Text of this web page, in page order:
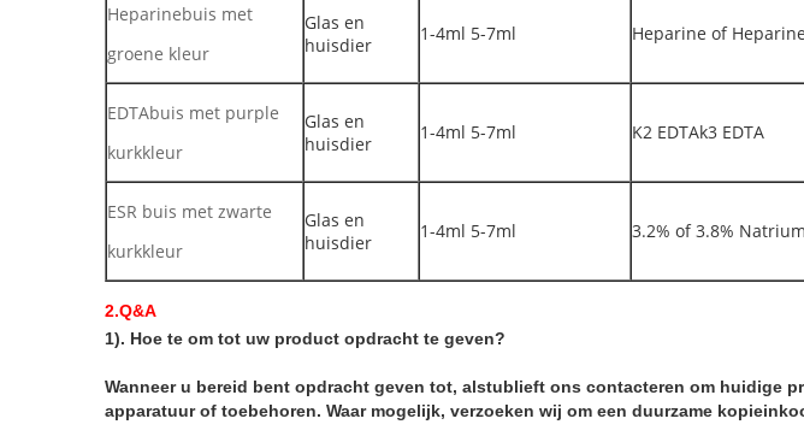
Heparinebuis met
groene kleur
Glas en
huisdier
1-4ml 5-7ml Heparine of
EDTAbuis met purple
kurkkleur
Glas en
huisdier
1-4ml 5-7ml K2 EDTAk3 EDTA
ESR buis met zwarte
kurkkleur
Glas en
huisdier
1-4ml 5-7ml 3.2% of 3.8%
2.Q&A
1). Hoe te om tot uw product opdracht te geven?
Wanneer u bereid bent opdracht geven tot, alstublieft ons contacteren om huidige
apparatuur of toebehoren. Waar mogelijk, verzoeken wij om een duurzame